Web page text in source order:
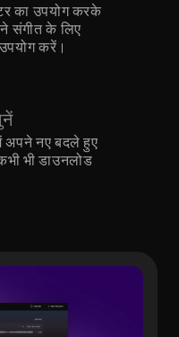
का उपयोग करके
संगीत के लिए
करें।
अपने नए बदले हुए
भी डाउनलोड